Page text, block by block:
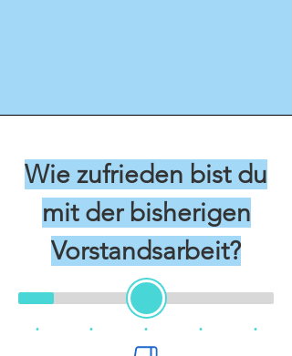
Wie zufrieden bist du
mit der bisherigen
Vorstandsarbeit?